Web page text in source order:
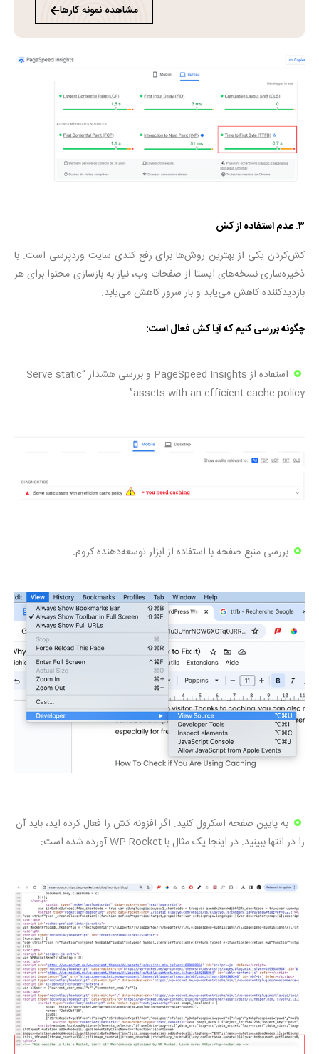
مشاهده نمونه کارها
۳. عدم استفاده از کش
کش‌کردن یکی از بهترین روش‌ها برای رفع کندی سایت وردپرسی است. با
ذخیره‌سازی نسخه‌های ایستا از صفحات وب، نیاز به بازسازی محتوا برای هر
بازدیدکننده کاهش می‌یابد و بار سرور کاهش می‌یابد.
چگونه بررسی کنیم که آیا کش فعال است:
استفاده از PageSpeed Insights و بررسی هشدار “Serve static
assets with an efficient cache policy”.
بررسی منبع صفحه با استفاده از ابزار توسعه‌دهنده کروم.
به پایین صفحه اسکرول کنید. اگر افزونه کش را فعال کرده اید، باید آن
را در انتها ببینید. در اینجا یک مثال با WP Rocket آورده شده است: